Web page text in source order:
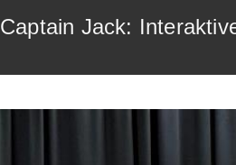
Captain Jack: